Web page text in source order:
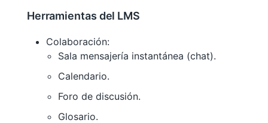
Herramientas del LMS
Colaboración:
Sala mensajería instantánea (chat).
Calendario.
Foro de discusión.
Glosario.